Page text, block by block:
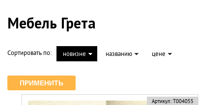
Мебель Грета
Сортировать по: новизне названию цене
Артикул: Т004055